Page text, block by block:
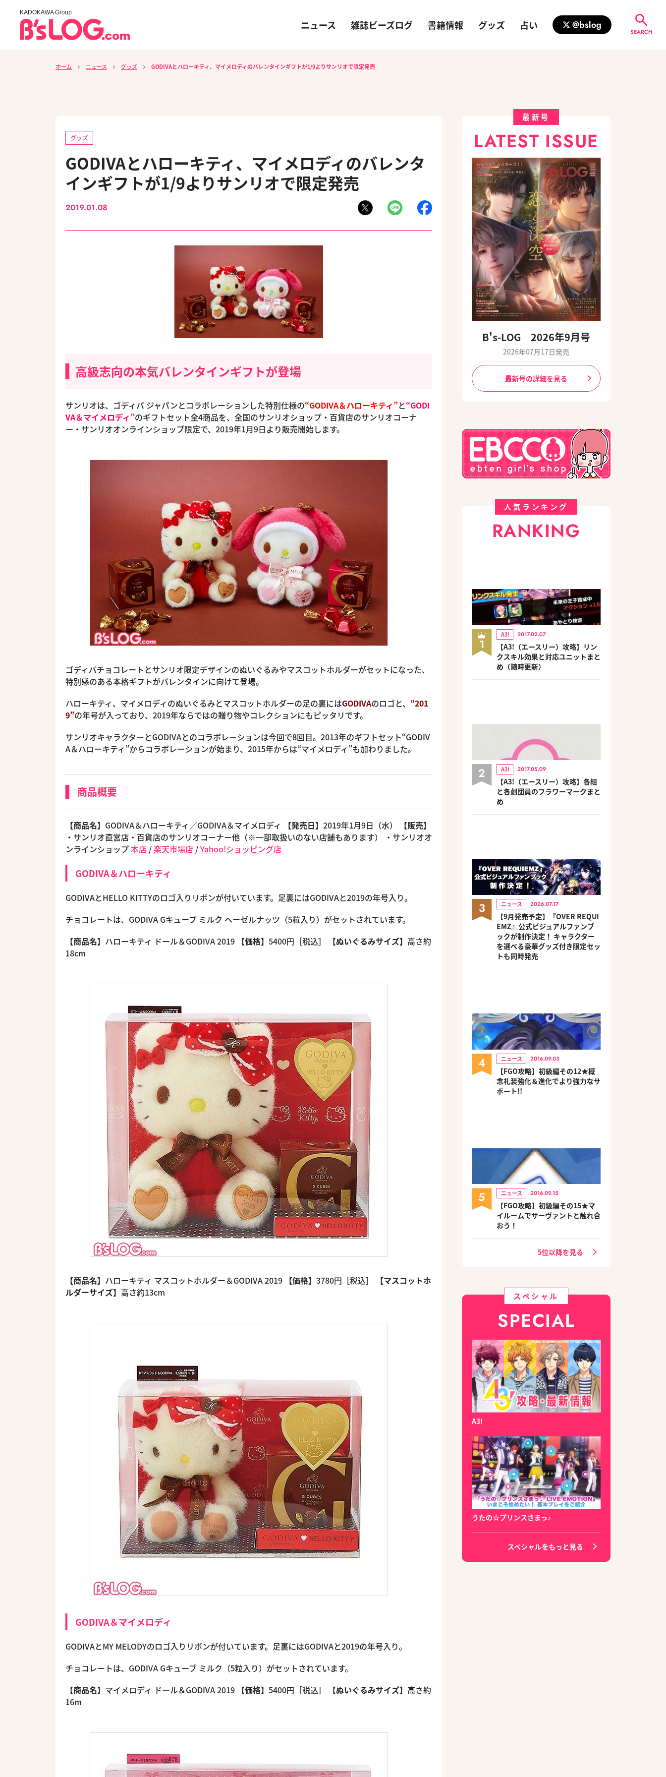
KADOKAWA Group
ニュース 雑誌ビーズログ 書籍情報 グッズ 占い @bslog
SEARCH
ホーム ニュース グッズ GODIVAとハローキティ、マイメロディのバレンタインギフトが1/9よりサンリオで限定発売
グッズ
GODIVAとハローキティ、マイメロディのバレンタ
インギフトが1/9よりサンリオで限定発売
2019.01.08
高級志向の本気バレンタインギフトが登場
サンリオは、ゴディバ ジャパンとコラボレーションした特別仕様の“GODIVA＆ハローキティ”と“GODI
VA＆マイメロディ”のギフトセット全4商品を、全国のサンリオショップ・百貨店のサンリオコーナ
ー・サンリオオンラインショップ限定で、2019年1月9日より販売開始します。
ゴディバチョコレートとサンリオ限定デザインのぬいぐるみやマスコットホルダーがセットになった、
特別感のある本格ギフトがバレンタインに向けて登場。
ハローキティ、マイメロディのぬいぐるみとマスコットホルダーの足の裏にはGODIVAのロゴと、 “201
9”の年号が入っており、2019年ならではの贈り物やコレクションにもピッタリです。
サンリオキャラクターとGODIVAとのコラボレーションは今回で8回目。2013年のギフトセット“GODIV
A＆ハローキティ”からコラボレーションが始まり、2015年からは“マイメロディ”も加わりました。
商品概要
【商品名】 GODIVA＆ハローキティ／GODIVA＆マイメロディ 【発売日】 2019年1月9日（水）
【販売】
・サンリオ直営店・百貨店のサンリオコーナー他（※一部取扱いのない店舗もあります） ・サンリオオ
ンラインショップ本店 /楽天市場店 /Yahoo!ショッピング店
GODIVA＆ハローキティ
GODIVAとHELLO KITTYのロゴ入りリボンが付いています。足裏にはGODIVAと2019の年号入り。
チョコレートは、GODIVA Gキューブ ミルク ヘーゼルナッツ（5粒入り）がセットされています。
【商品名】 ハローキティ ドール＆GODIVA 2019 【価格】 5400円［税込］ 【ぬいぐるみサイズ】 高さ約
18cm
【商品名】 ハローキティ マスコットホルダー＆GODIVA 2019 【価格】 3780円［税込］
【マスコットホ
ルダーサイズ】 高さ約13cm
GODIVA＆マイメロディ
GODIVAとMY MELODYのロゴ入りリボンが付いています。足裏にはGODIVAと2019の年号入り。
チョコレートは、GODIVA Gキューブ ミルク（5粒入り）がセットされています。
【商品名】 マイメロディ ドール＆GODIVA 2019 【価格】 5400円［税込］ 【ぬいぐるみサイズ】 高さ約
16m
最新号
LATEST ISSUE
B's-LOG 2026年9月号
2026年07月17日発売
最新号の詳細を見る
人気ランキング
RANKING
1
A3! 2017.02.07
【A3!（エースリー）攻略】リン
クスキル効果と対応ユニットまと
め（随時更新）
2 A3! 2017.05.09
【A3!（エースリー）攻略】各組
と各劇団員のフラワーマークまと
め
3 ニュース 2026.07.17
【9月発売予定】『OVER REQUI
EMZ』公式ビジュアルファンブ
ックが制作決定！ キャラクター
を選べる豪華グッズ付き限定セッ
トも同時発売
4 ニュース 2016.09.03
【FGO攻略】初級編その12★概
念礼装強化＆進化でより強力なサ
ポート!!
5 ニュース 2016.09.15
【FGO攻略】初級編その15★マ
イルームでサーヴァントと触れ合
おう！
5位以降を見る
スペシャル
SPECIAL
A3!
うたの☆プリンスさまっ♪
スペシャルをもっと見る